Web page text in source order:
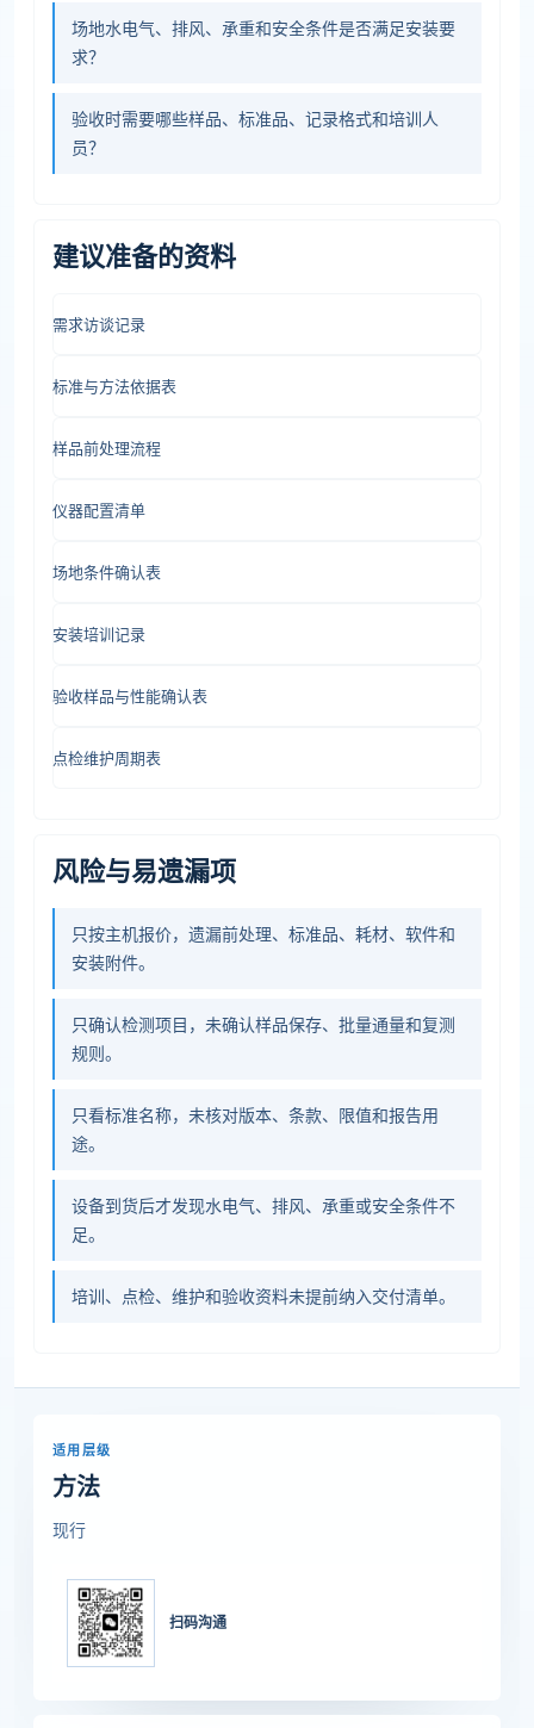
场地水电气、排风、承重和安全条件是否满足安装要
求？
验收时需要哪些样品、标准品、记录格式和培训人
员？
建议准备的资料
需求访谈记录
标准与方法依据表
样品前处理流程
仪器配置清单
场地条件确认表
安装培训记录
验收样品与性能确认表
点检维护周期表
风险与易遗漏项
只按主机报价，遗漏前处理、标准品、耗材、软件和
安装附件。
只确认检测项目，未确认样品保存、批量通量和复测
规则。
只看标准名称，未核对版本、条款、限值和报告用
途。
设备到货后才发现水电气、排风、承重或安全条件不
足。
培训、点检、维护和验收资料未提前纳入交付清单。
适用层级
方法
现行
扫码沟通